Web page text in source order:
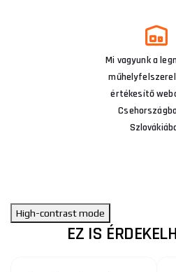
Mi vagyunk a
értékesítő
High-contrast mode
EZ IS